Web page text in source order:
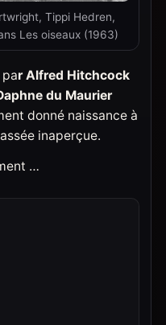
Tippi Hedren,
Les oiseaux (1963)
r Alfred Hitchcock
du Maurier
donné naissance à
inaperçue.
…